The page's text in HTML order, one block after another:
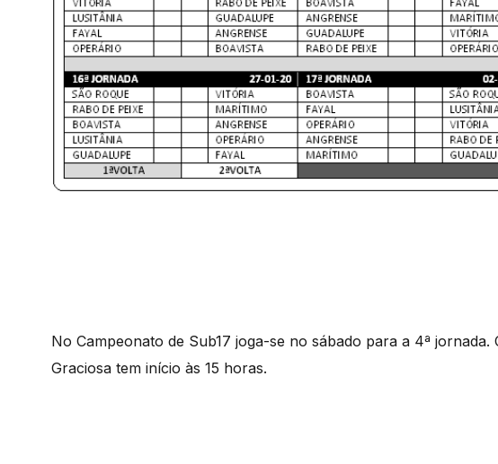
No Campeonato de Sub17 joga-se no sábado para a 4ª
Graciosa tem início às 15 horas.